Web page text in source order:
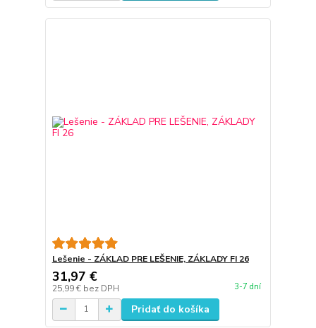
Lešenie - ZÁKLAD PRE LEŠENIE, ZÁKLADY FI 26
31,97 €
25,99 € bez DPH 3-7 dní
Pridať do košíka